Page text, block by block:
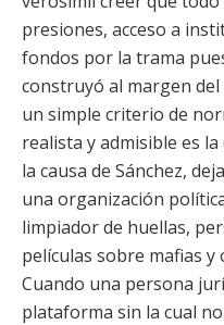
presiones, acceso a
fondos por la trama
construyó al margen del
un simple criterio de
realista y admisible es la
la causa de Sánchez,
una organización
limpiador de huellas,
películas sobre mafias
Cuando una persona
plataforma sin la cual